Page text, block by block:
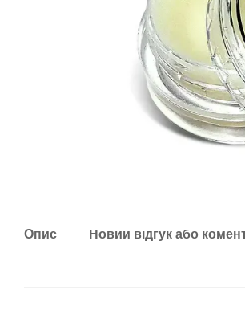
Опис Новий відгук або